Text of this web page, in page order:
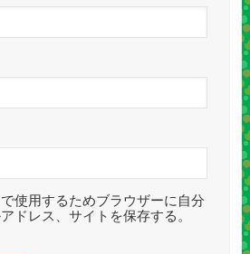
使用するためブラウザーに自分
ドレス、サイトを保存する。